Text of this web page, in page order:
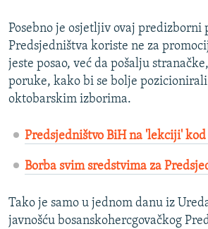
Posebno je osjetljiv ovaj predizborni
Predsjedništva koriste ne za
jeste posao, već da pošalju
poruke, kako bi se bolje
oktobarskim izborima.
Predsjedništvo BiH na 'lekciji'
Borba svim sredstvima za
Tako je samo u jednom danu iz
javnošću bosanskohercgovačkog